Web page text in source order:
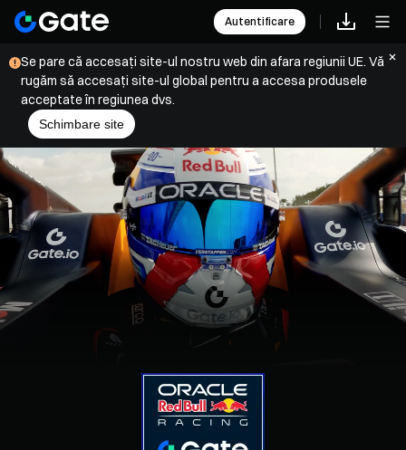
Autentificare
Se pare că accesați site-ul nostru web din afara regiunii UE. Vă
rugăm să accesați site-ul global pentru a accesa produsele
acceptate în regiunea dvs.
Schimbare site